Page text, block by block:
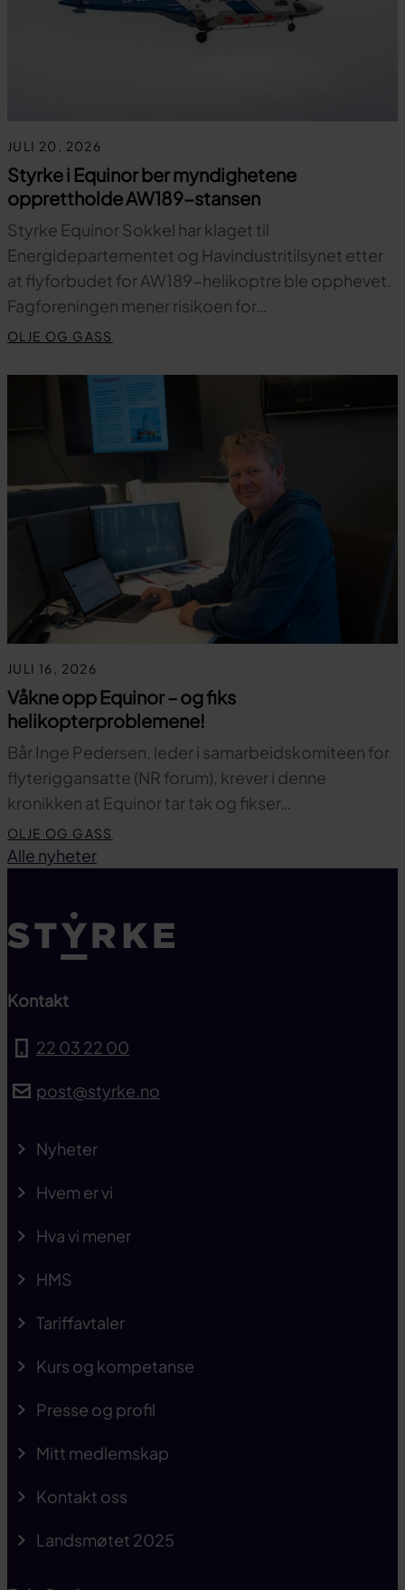
JULI 20, 2026
Styrke i Equinor ber myndighetene
opprettholde AW189-stansen
Styrke Equinor Sokkel har klaget til
Energidepartementet og Havindustritilsynet etter
at flyforbudet for AW189-helikoptre ble opphevet.
Fagforeningen mener risikoen for…
OLJE OG GASS
JULI 16, 2026
Våkne opp Equinor – og fiks
helikopterproblemene!
Bår Inge Pedersen, leder i samarbeidskomiteen for
flyteriggansatte (NR forum), krever i denne
kronikken at Equinor tar tak og fikser…
OLJE OG GASS
Alle nyheter
Kontakt
22 03 22 00
post@styrke.no
Nyheter
Hvem er vi
Hva vi mener
HMS
Tariffavtaler
Kurs og kompetanse
Presse og profil
Mitt medlemskap
Kontakt oss
Landsmøtet 2025